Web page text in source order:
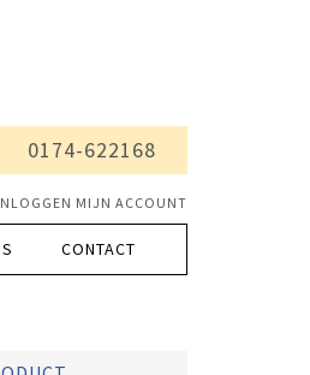
0174-622168
MIJN ACCOUNT
CONTACT